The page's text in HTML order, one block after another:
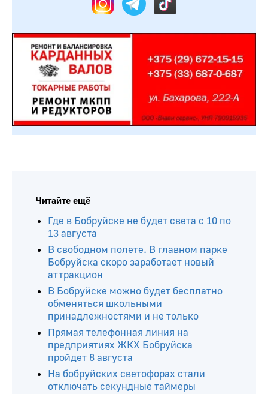
Читайте ещё
Где в Бобруйске не будет света с 10 по
13 августа
В свободном полете. В главном парке
Бобруйска скоро заработает новый
аттракцион
В Бобруйске можно будет бесплатно
обменяться школьными
принадлежностями и не только
Прямая телефонная линия на
предприятиях ЖКХ Бобруйска
пройдет 8 августа
На бобруйских светофорах стали
отключать секундные таймеры